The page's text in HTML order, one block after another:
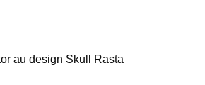
au design Skull Rasta